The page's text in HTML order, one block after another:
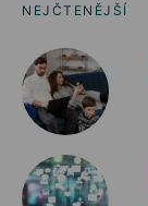
NEJČTENĚJŠÍ